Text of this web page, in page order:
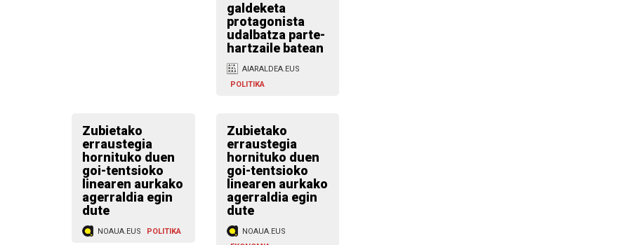
galdeketa
protagonista
udalbatza parte-
hartzaile batean
AIARALDEA.EUS
POLITIKA
Zubietako
erraustegia
hornituko duen
goi-tentsioko
linearen aurkako
agerraldia egin
dute
NOAUA.EUS POLITIKA
Zubietako
erraustegia
hornituko duen
goi-tentsioko
linearen aurkako
agerraldia egin
dute
NOAUA.EUS